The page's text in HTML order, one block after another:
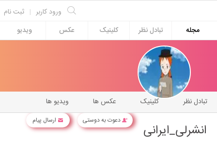
ثبت نام | ورود کاربر
مجله
تبادل نظر کلینیک عکس ویدیو
دعوت به دوستی ارسال پیام
ویدیو ها عکس ها کلینیک تبادل نظر
انشرلی_ایرانی